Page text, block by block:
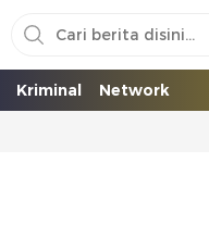
Kriminal Network